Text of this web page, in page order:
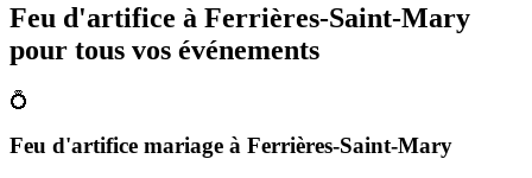
Feu d'artifice à Ferrières-Saint-Mary
pour tous vos événements
💍
Feu d'artifice mariage à Ferrières-Saint-Mary